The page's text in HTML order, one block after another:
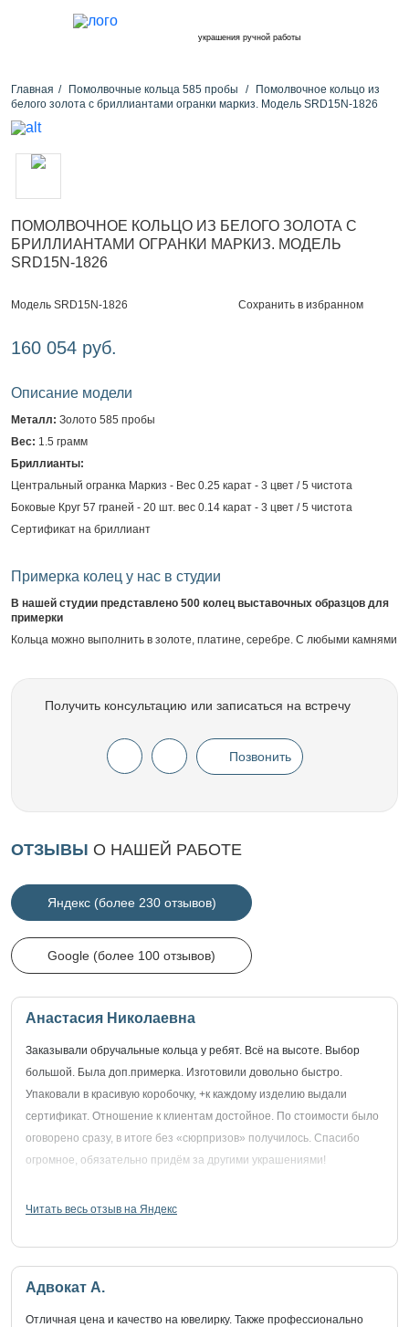
украшения ручной работы
Главная Помолвочные кольца 585 пробы
Помолвочное кольцо из
белого золота с бриллиантами огранки маркиз. Модель SRD15N-1826
ПОМОЛВОЧНОЕ КОЛЬЦО ИЗ БЕЛОГО ЗОЛОТА С
БРИЛЛИАНТАМИ ОГРАНКИ МАРКИЗ. МОДЕЛЬ
SRD15N-1826
Модель SRD15N-1826 Сохранить в избранном
160 054 руб.
Описание модели
Металл: Золото 585 пробы
Вес: 1.5 грамм
Бриллианты:
Центральный огранка Маркиз - Вес 0.25 карат - 3 цвет / 5 чистота
Боковые Круг 57 граней - 20 шт. вес 0.14 карат - 3 цвет / 5 чистота
Сертификат на бриллиант
Примерка колец у нас в студии
В нашей студии представлено 500 колец выставочных образцов для
примерки
Кольца можно выполнить в золоте, платине, серебре. С любыми камнями
Получить консультацию или записаться на встречу
Позвонить
ОТЗЫВЫ О НАШЕЙ РАБОТЕ
Яндекс (более 230 отзывов)
Google (более 100 отзывов)
Анастасия Николаевна
Заказывали обручальные кольца у ребят. Всё на высоте. Выбор
большой. Была доп.примерка. Изготовили довольно быстро.
Упаковали в красивую коробочку, +к каждому изделию выдали
сертификат. Отношение к клиентам достойное. По стоимости было
оговорено сразу, в итоге без «сюрпризов» получилось. Спасибо
огромное, обязательно придём за другими украшениями!
Читать весь отзыв на Яндекс
Адвокат А.
Отличная цена и качество на ювелирку. Также профессионально